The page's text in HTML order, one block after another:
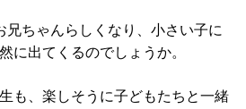
ちゃんらしくなり、小さい子に
に出てくるのでしょうか。
も、楽しそうに子どもたちと一緒